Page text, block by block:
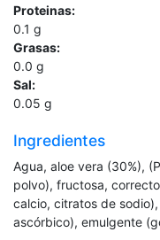
Proteinas:
0.1 g
Grasas:
0.0 g
Sal:
0.05 g
Ingredientes
Agua, aloe vera (30%),
polvo), fructosa,
calcio, citratos de
ascórbico), emulgente